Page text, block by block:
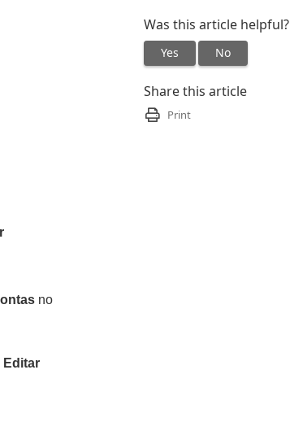
no
Editar
Was this article helpful?
Yes No
Share this article
Print